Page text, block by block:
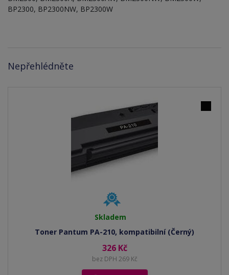
BP2300, BP2300NW, BP2300W
Nepřehlédněte
Skladem
Toner Pantum PA-210, kompatibilní (Černý)
326 Kč
bez DPH 269 Kč